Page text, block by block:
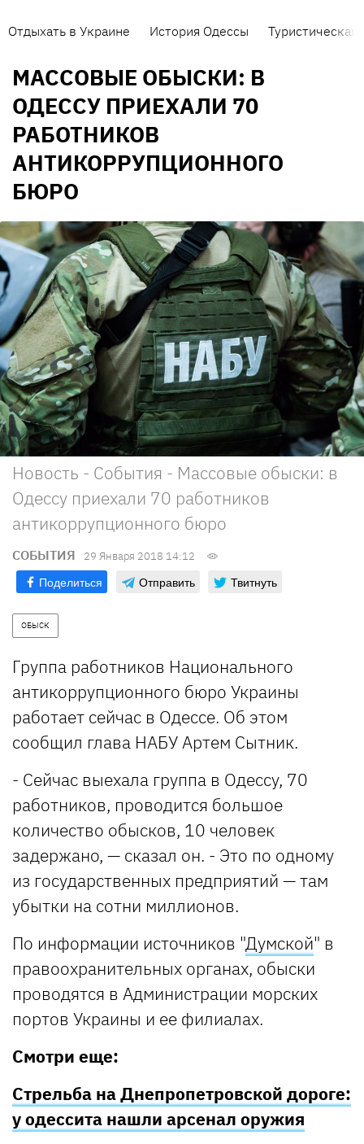
Отдыхать в Украине История Одессы Туристическая
МАССОВЫЕ ОБЫСКИ: В
ОДЕССУ ПРИЕХАЛИ 70
РАБОТНИКОВ
АНТИКОРРУПЦИОННОГО
БЮРО
Новость - События - Массовые обыски: в
Одессу приехали 70 работников
антикоррупционного бюро
СОБЫТИЯ 29 Января 2018 14:12
Поделиться Отправить Твитнуть
ОБЫСК
Группа работников Национального
антикоррупционного бюро Украины
работает сейчас в Одессе. Об этом
сообщил глава НАБУ Артем Сытник.
- Сейчас выехала группа в Одессу, 70
работников, проводится большое
количество обысков, 10 человек
задержано, — сказал он. - Это по одному
из государственных предприятий — там
убытки на сотни миллионов.
По информации источников "Думской" в
правоохранительных органах, обыски
проводятся в Администрации морских
портов Украины и ее филиалах.
Смотри еще:
Стрельба на Днепропетровской дороге:
у одессита нашли арсенал оружия